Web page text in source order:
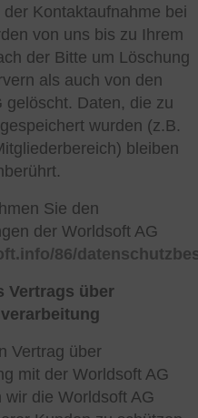
Kontaktaufnahme bei
von uns bis zu Ihrem
der Bitte um Löschung
als auch von den
gelöscht. Daten, die zu
wurden (z.B.
bleiben
Sie den
der Worldsoft AG
86/
Vertrags über
Vertrag über
mit der Worldsoft AG
die Worldsoft AG